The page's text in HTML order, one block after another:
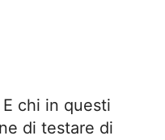
E chi in questi
di testare di